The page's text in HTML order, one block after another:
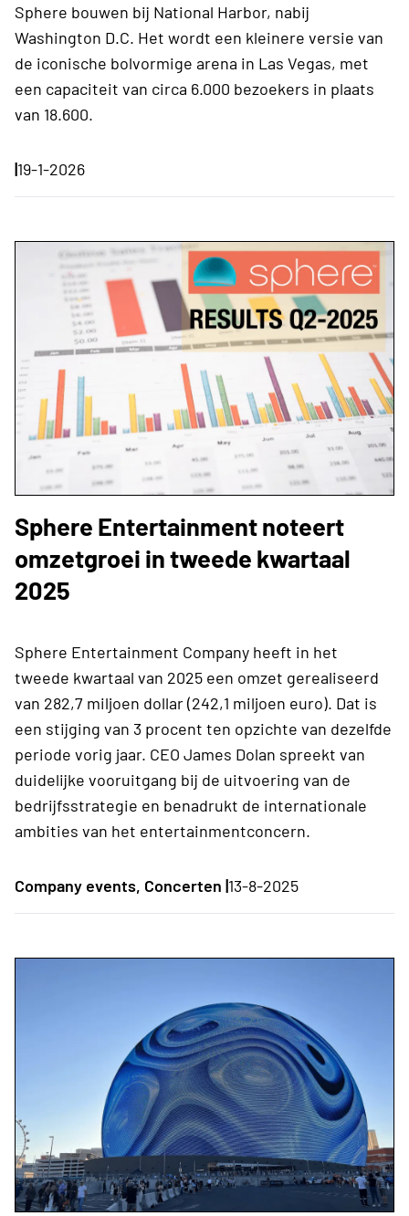
Sphere bouwen bij National Harbor, nabij
Washington D.C. Het wordt een kleinere versie van
de iconische bolvormige arena in Las Vegas, met
een capaciteit van circa 6.000 bezoekers in plaats
van 18.600.​
|19-1-2026
Sphere Entertainment noteert
omzetgroei in tweede kwartaal
2025
Sphere Entertainment Company heeft in het
tweede kwartaal van 2025 een omzet gerealiseerd
van 282,7 miljoen dollar (242,1 miljoen euro). Dat is
een stijging van 3 procent ten opzichte van dezelfde
periode vorig jaar. CEO James Dolan spreekt van
duidelijke vooruitgang bij de uitvoering van de
bedrijfsstrategie en benadrukt de internationale
ambities van het entertainmentconcern.
Company events, Concerten |13-8-2025